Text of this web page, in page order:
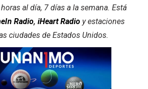
al día, 7 días a la semana. Está
Radio, iHeart Radio y estaciones
ciudades de Estados Unidos.